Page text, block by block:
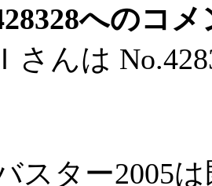
へのコメ
さんは
スター2005